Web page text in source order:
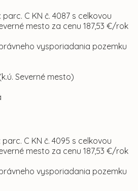
C KN č. 4087 s celkovou
mesto za cenu 187,53 €/rok
vysporiadania pozemku
Severné mesto)
C KN č. 4095 s celkovou
mesto za cenu 187,53 €/rok
vysporiadania pozemku